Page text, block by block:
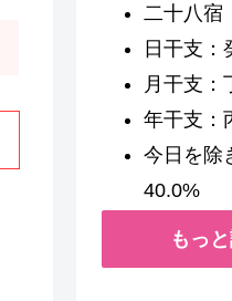
二十八宿
日干支：
月干支：
年干支：
今日を除
40.0%
もっ